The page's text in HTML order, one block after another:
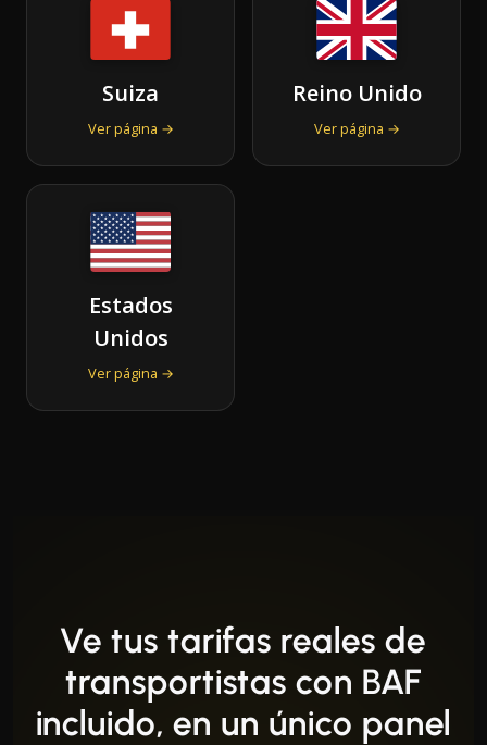
Suiza
Ver página →
Reino Unido
Ver página →
Estados
Unidos
Ver página →
Ve tus tarifas reales de
transportistas con BAF
incluido, en un único panel